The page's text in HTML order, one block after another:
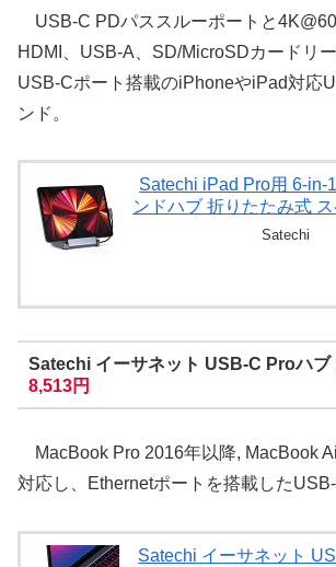
USB-C PDパススルーポートと
HDMI、USB-A、SD/MicroSDカードリ
USB-Cポート搭載のiPhoneやiPad対応
ンド。
Satechi iPad Pro用 6-in-
ンドハブ 折りたたみ式
Satechi
Satechi イーサネット USB-C Proハブ
8,513円
MacBook Pro 2016年以降, MacBook
対応し、Ethernetポートを搭載したUSB-
Satechi イーサネット